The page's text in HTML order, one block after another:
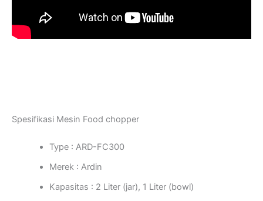
Spesifikasi Mesin Food chopper
Type : ARD-FC300
Merek : Ardin
Kapasitas : 2 Liter (jar), 1 Liter (bowl)